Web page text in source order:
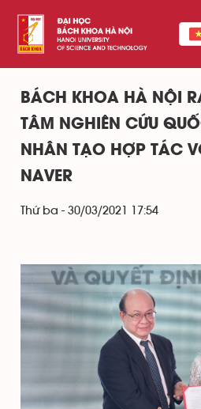
BÁCH KHOA HÀ NỘI
TÂM NGHIÊN CỨU
NHÂN TẠO HỢP TÁC
NAVER
Thứ ba - 30/03/2021 17:54